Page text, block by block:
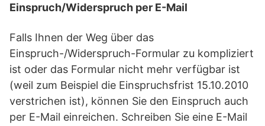
Einspruch/Widerspruch per E-Mail
Falls Ihnen der Weg über das
Einspruch-/Widerspruch-Formular zu kompliziert
ist oder das Formular nicht mehr verfügbar ist
(weil zum Beispiel die Einspruchsfrist 15.10.2010
verstrichen ist), können Sie den Einspruch auch
per E-Mail einreichen. Schreiben Sie eine E-Mail